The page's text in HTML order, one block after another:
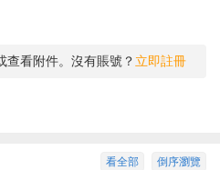
查看附件。沒有賬號？ 立即註冊
倒序瀏覽
看全部